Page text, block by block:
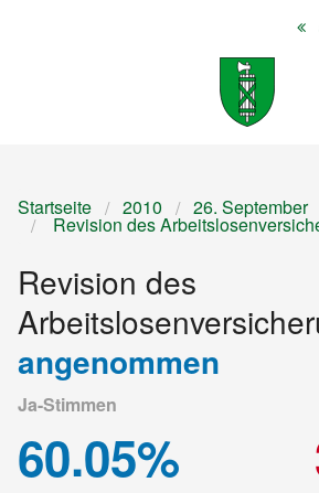
Sitemap
Startseite 2010 26. September
Revision des
Revision des
angenommen
Ja-Stimmen
60.05%